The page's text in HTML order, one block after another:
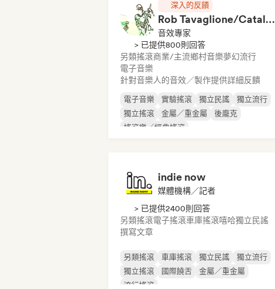
深入的反饋
Rob Tavaglione/Catalyst Recording
音效專家
> 已提供800則回答
另類搖滾商業/主流鄉村音樂夢幻流行
電子音樂
針對音樂人的音效／製作提供詳細反饋
電子音樂 實驗搖滾 獨立民謠
獨立流行
獨立搖滾
金屬／重金屬
後龐克
搖滾樂／經典搖滾
indie now
媒體機構／記者
> 已提供2400則回答
另類搖滾電子搖滾車庫搖滾嘻哈獨立民謠
撰寫文章
另類搖滾 車庫搖滾 獨立民謠
獨立流行
獨立搖滾
國際饒舌
金屬／重金屬
流行搖滾